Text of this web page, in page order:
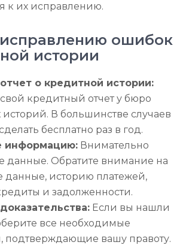
к их исправлению.
ошибок
истории
о кредитной истории:
кредитный отчет у бюро
В большинстве случаев
бесплатно раз в год.
информацию: Внимательно
данные. Обратите внимание на
данные, историю платежей,
и задолженности.
Если вы нашли
все необходимые
подтверждающие вашу правоту.